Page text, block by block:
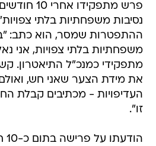
פרש
נסיבות משפחתיות בלתי
ההתפטרות שמסר, הוא כתב:
משפחתיות בלתי צפויות, אני
מתפקידי כמנכ"ל התיאטרון.
את מידת הצער שאני חש, ואולם
העדיפויות - מכתיבים קבלת
זו".